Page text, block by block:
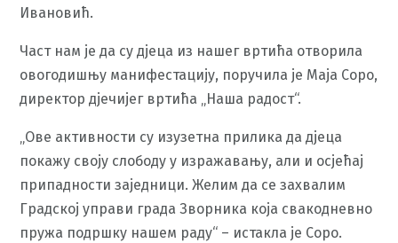
Ивановић.
Част нам је да су дјеца из нашег вртића отворила
овогодишњу манифестацију, поручила је Маја Соро,
директор дјечијег вртића „Наша радост“.
„Ове активности су изузетна прилика да дјеца
покажу своју слободу у изражавању, али и осјећај
припадности заједници. Желим да се захвалим
Градској управи града Зворника која свакодневно
пружа подршку нашем раду“ – истакла је Соро.